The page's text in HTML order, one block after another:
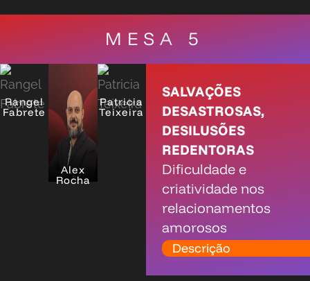
MESA 5
Rangel
Fabrete
Alex
Rocha
Patricia
Teixeira
SALVAÇÕES
DESASTROSAS,
DESILUSÕES
REDENTORAS
Dificuldade e
criatividade nos
relacionamentos
amorosos
Descrição